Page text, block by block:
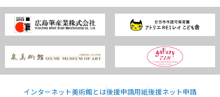
インターネット美術館とは後援申請用紙後援ネット申請